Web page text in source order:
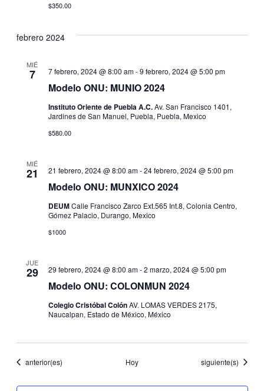
$350.00
febrero 2024
MIÉ
7
Modelo ONU: MUNIO 2024
7 febrero, 2024 @ 8:00 am-9 febrero, 2024 @ 5:00 pm
Instituto Oriente de Puebla A.C.Av. San Francisco 1401,
Jardines de San Manuel, Puebla, Puebla, Mexico
$580.00
MIÉ
21
Modelo ONU: MUNXICO 2024
21 febrero, 2024 @ 8:00 am-24 febrero, 2024 @ 5:00 pm
DEUMCalle Francisco Zarco Ext.565 Int.8, Colonia Centro,
Gómez Palacio, Durango, Mexico
$1000
JUE
29
Modelo ONU: COLONMUN 2024
29 febrero, 2024 @ 8:00 am-2 marzo, 2024 @ 5:00 pm
Colegio Cristóbal ColónAV. LOMAS VERDES 2175,
Naucalpan, Estado de México, México
Eventos
anterior(es) Hoy Eventos
siguiente(s)